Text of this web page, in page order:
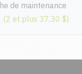
de maintenance
(2 et plus 37,30 $)